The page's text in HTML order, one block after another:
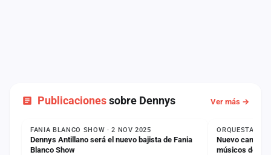
Publicacionessobre Dennys Ver más →
NOTICIA
FANIA BLANCO SHOW · 2 NOV 2025
Dennys Antillano será el nuevo bajista de Fania
Blanco Show
NOTICIA
ORQUESTAS
Nuevo canal
músicos de la